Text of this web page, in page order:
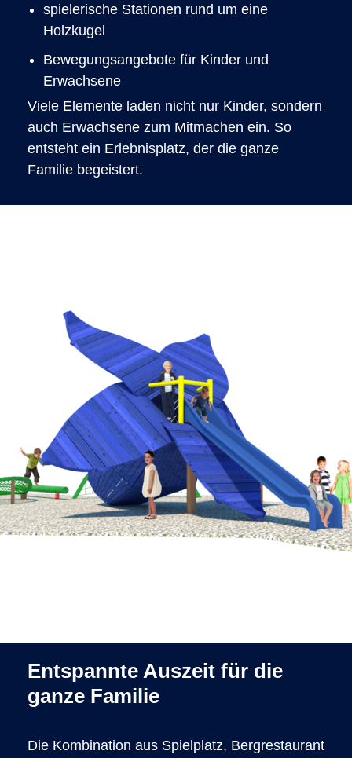
spielerische Stationen rund um eine
Holzkugel
Bewegungsangebote für Kinder und
Erwachsene
Viele Elemente laden nicht nur Kinder, sondern
auch Erwachsene zum Mitmachen ein. So
entsteht ein Erlebnisplatz, der die ganze
Familie begeistert.
Entspannte Auszeit für die
ganze Familie
Die Kombination aus Spielplatz, Bergrestaurant